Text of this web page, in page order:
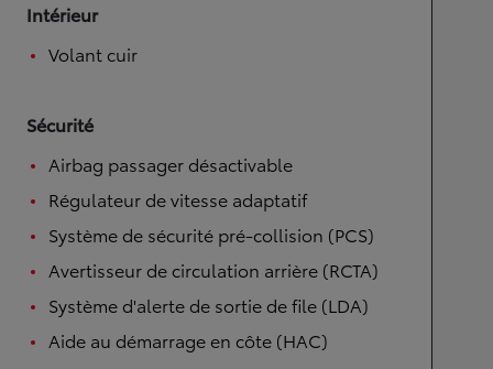
Intérieur
Volant cuir
Sécurité
Airbag passager désactivable
Régulateur de vitesse adaptatif
Système de sécurité pré-collision (PCS)
Avertisseur de circulation arrière (RCTA)
Système d'alerte de sortie de file (LDA)
Aide au démarrage en côte (HAC)